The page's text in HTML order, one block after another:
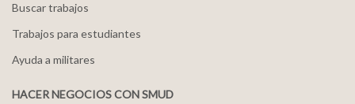
Buscar trabajos
Trabajos para estudiantes
Ayuda a militares
HACER NEGOCIOS CON SMUD